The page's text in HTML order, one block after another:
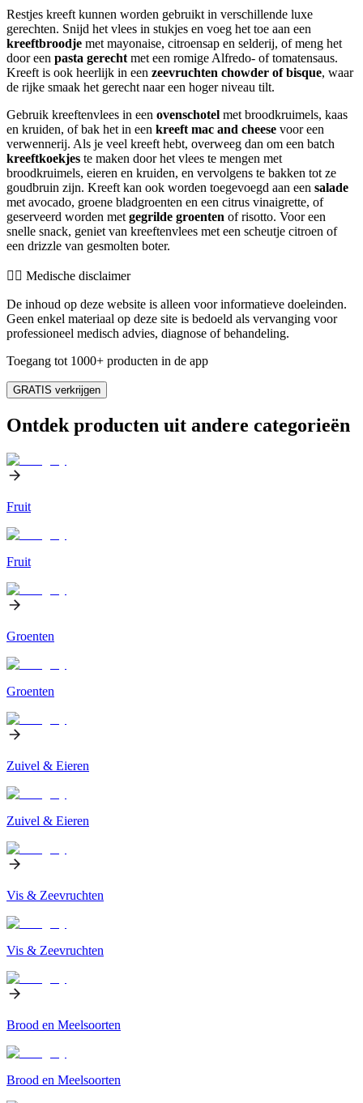
Restjes kreeft kunnen worden gebruikt in verschillende luxe
gerechten. Snijd het vlees in stukjes en voeg het toe aan een
kreeftbroodje met mayonaise, citroensap en selderij, of meng het
door een pasta gerecht met een romige Alfredo- of tomatensaus.
Kreeft is ook heerlijk in een zeevruchten chowder of bisque, waar
de rijke smaak het gerecht naar een hoger niveau tilt.
Gebruik kreeftenvlees in een ovenschotel met broodkruimels, kaas
en kruiden, of bak het in een kreeft mac and cheese voor een
verwennerij. Als je veel kreeft hebt, overweeg dan om een batch
kreeftkoekjes te maken door het vlees te mengen met
broodkruimels, eieren en kruiden, en vervolgens te bakken tot ze
goudbruin zijn. Kreeft kan ook worden toegevoegd aan een salade
met avocado, groene bladgroenten en een citrus vinaigrette, of
geserveerd worden met gegrilde groenten of risotto. Voor een
snelle snack, geniet van kreeftenvlees met een scheutje citroen of
een drizzle van gesmolten boter.
👨‍⚕️️ Medische disclaimer
De inhoud op deze website is alleen voor informatieve doeleinden.
Geen enkel materiaal op deze site is bedoeld als vervanging voor
professioneel medisch advies, diagnose of behandeling.
Toegang tot 1000+ producten in de app
GRATIS verkrijgen
Ontdek producten uit andere categorieën
Fruit
Fruit
Groenten
Groenten
Zuivel & Eieren
Zuivel & Eieren
Vis & Zeevruchten
Vis & Zeevruchten
Brood en Meelsoorten
Brood en Meelsoorten